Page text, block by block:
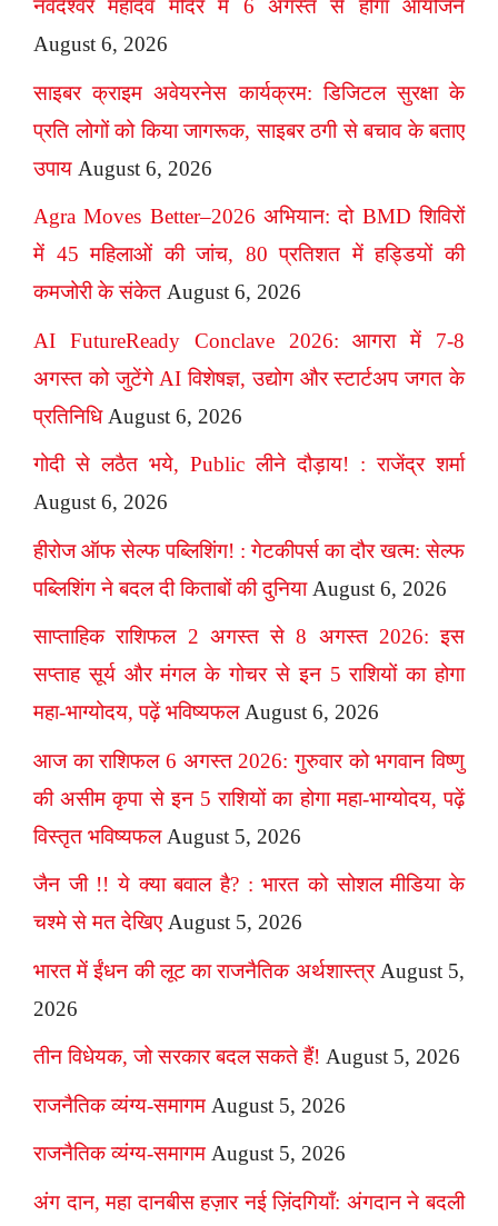
नर्वदेश्वर महादेव मंदिर में 6 अगस्त से होगा आयोजन
August 6, 2026
साइबर क्राइम अवेयरनेस कार्यक्रम: डिजिटल सुरक्षा के
प्रति लोगों को किया जागरूक, साइबर ठगी से बचाव के बताए
उपाय August 6, 2026
Agra Moves Better–2026 अभियान: दो BMD शिविरों
में 45 महिलाओं की जांच, 80 प्रतिशत में हड्डियों की
कमजोरी के संकेत August 6, 2026
AI FutureReady Conclave 2026: आगरा में 7-8
अगस्त को जुटेंगे AI विशेषज्ञ, उद्योग और स्टार्टअप जगत के
प्रतिनिधि August 6, 2026
गोदी से लठैत भये, Public लीने दौड़ाय! : राजेंद्र शर्मा
August 6, 2026
हीरोज ऑफ सेल्फ पब्लिशिंग! : गेटकीपर्स का दौर खत्म: सेल्फ
पब्लिशिंग ने बदल दी किताबों की दुनिया August 6, 2026
साप्ताहिक राशिफल 2 अगस्त से 8 अगस्त 2026: इस
सप्ताह सूर्य और मंगल के गोचर से इन 5 राशियों का होगा
महा-भाग्योदय, पढ़ें भविष्यफल August 6, 2026
आज का राशिफल 6 अगस्त 2026: गुरुवार को भगवान विष्णु
की असीम कृपा से इन 5 राशियों का होगा महा-भाग्योदय, पढ़ें
विस्तृत भविष्यफल August 5, 2026
जैन जी !! ये क्या बवाल है? : भारत को सोशल मीडिया के
चश्मे से मत देखिए August 5, 2026
भारत में ईंधन की लूट का राजनैतिक अर्थशास्त्र August 5,
2026
तीन विधेयक, जो सरकार बदल सकते हैं! August 5, 2026
राजनैतिक व्यंग्य-समागम August 5, 2026
राजनैतिक व्यंग्य-समागम August 5, 2026
अंग दान, महा दानबीस हज़ार नई ज़िंदगियाँ: अंगदान ने बदली